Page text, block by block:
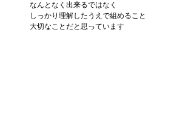
なんとなく出来るではなく
しっかり理解したうえで組めること
大切なことだと思っています